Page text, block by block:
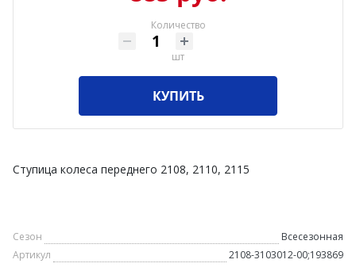
Количество
шт
КУПИТЬ
Ступица колеса переднего 2108, 2110, 2115
Сезон
Всесезонная
Артикул
2108-3103012-00;193869